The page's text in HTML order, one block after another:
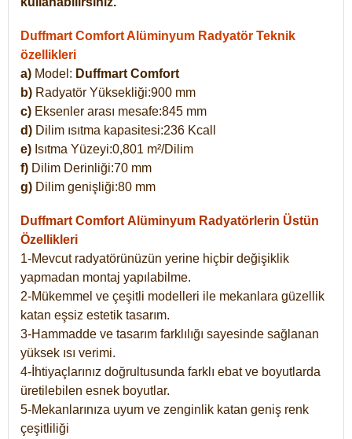
Duffmart Comfort Alüminyum Radyatör Teknik
özellikleri
a) Model: Duffmart Comfort
b) Radyatör Yüksekliği:900 mm
c) Eksenler arası mesafe:845 mm
d) Dilim ısıtma kapasitesi:236 Kcall
e) Isıtma Yüzeyi:0,801 m²/Dilim
f) Dilim Derinliği:70 mm
g) Dilim genişliği:80 mm
Duffmart Comfort Alüminyum Radyatörlerin Üstün
Özellikleri
1-Mevcut radyatörünüzün yerine hiçbir değişiklik
yapmadan montaj yapılabilme.
2-Mükemmel ve çeşitli modelleri ile mekanlara güzellik
katan eşsiz estetik tasarım.
3-Hammadde ve tasarım farklılığı sayesinde sağlanan
yüksek ısı verimi.
4-İhtiyaçlarınız doğrultusunda farklı ebat ve boyutlarda
üretilebilen esnek boyutlar.
5-Mekanlarınıza uyum ve zenginlik katan geniş renk
çeşitliliği